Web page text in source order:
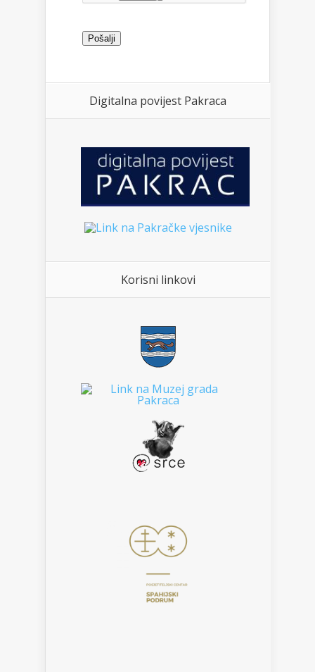
Pošalji
Digitalna povijest Pakraca
Korisni linkovi